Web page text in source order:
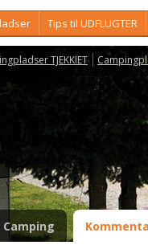
Tips til UDFLUGTER
TJEKKIET
Camping